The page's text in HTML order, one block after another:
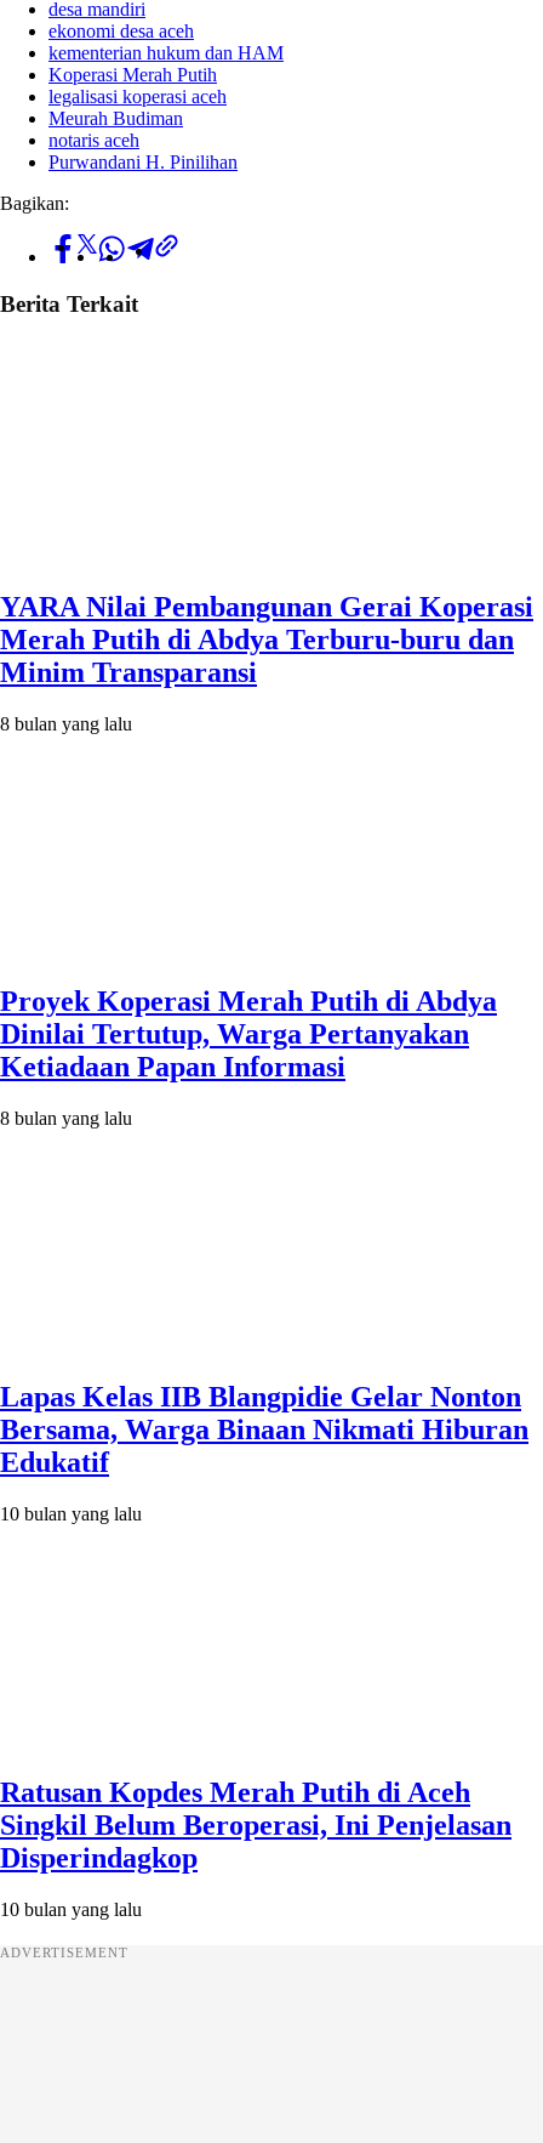
desa mandiri
ekonomi desa aceh
kementerian hukum dan HAM
Koperasi Merah Putih
legalisasi koperasi aceh
Meurah Budiman
notaris aceh
Purwandani H. Pinilihan
Bagikan:
Berita Terkait
YARA Nilai Pembangunan Gerai Koperasi
Merah Putih di Abdya Terburu-buru dan
Minim Transparansi
8 bulan yang lalu
Proyek Koperasi Merah Putih di Abdya
Dinilai Tertutup, Warga Pertanyakan
Ketiadaan Papan Informasi
8 bulan yang lalu
Lapas Kelas IIB Blangpidie Gelar Nonton
Bersama, Warga Binaan Nikmati Hiburan
Edukatif
10 bulan yang lalu
Ratusan Kopdes Merah Putih di Aceh
Singkil Belum Beroperasi, Ini Penjelasan
Disperindagkop
10 bulan yang lalu
ADVERTISEMENT